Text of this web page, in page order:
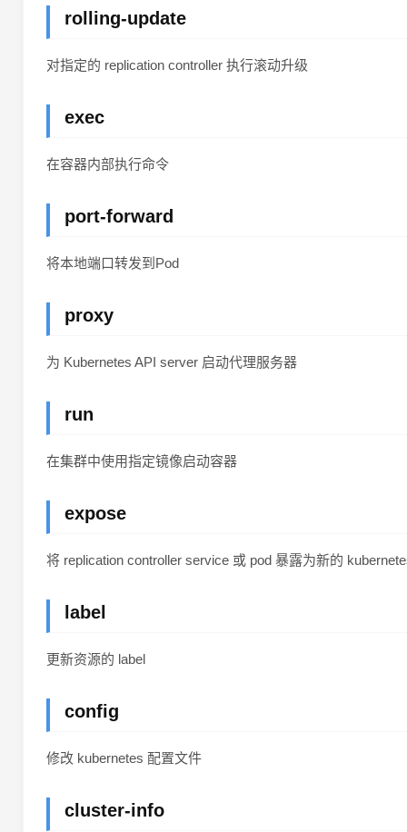
rolling-update
对指定的 replication controller 执行滚动升级
exec
在容器内部执行命令
port-forward
将本地端口转发到Pod
proxy
为 Kubernetes API server 启动代理服务器
run
在集群中使用指定镜像启动容器
expose
将 replication controller service 或 pod 暴露为新的
label
更新资源的 label
config
修改 kubernetes 配置文件
cluster-info